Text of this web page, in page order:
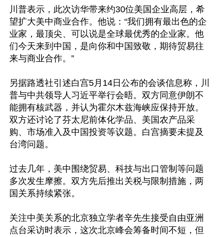
川普表示，此次访华带来约30位美国企业高层，希
望扩大美中商业合作。他说：“我们拥有最出色的企
业家，最顶尖、可以说是全球最优秀的企业家。他
们今天来到中国，是向你和中国致敬，期待贸易往
来与商业合作。”
另据路透社引述白宫5月14日公布的会谈信息称，川
普与中共领导人习近平举行会晤。双方同意伊朗不
能拥有核武器，并认为霍尔木兹海峡应保持开放。
双方还讨论了芬太尼前体化学品、美国农产品采
购、市场准入及中国投资等议题。白宫摘要未提及
台湾问题。
过去几年，美中围绕贸易、科技与出口管制等问题
多次发生摩擦。双方先后推出关税与限制措施，两
国关系持续紧张。
关注中美关系的北京独立学者辛先生接受自由亚洲
点台采访时表示，这次北京峰会筹备时间不短，但